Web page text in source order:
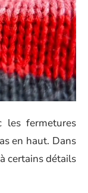
les fermetures
en haut. Dans
certains détails